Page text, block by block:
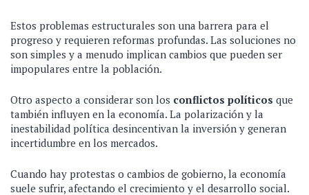
Estos problemas estructurales son una barrera para el
progreso y requieren reformas profundas. Las soluciones no
son simples y a menudo implican cambios que pueden ser
impopulares entre la población.
Otro aspecto a considerar son los conflictos políticos que
también influyen en la economía. La polarización y la
inestabilidad política desincentivan la inversión y generan
incertidumbre en los mercados.
Cuando hay protestas o cambios de gobierno, la economía
suele sufrir, afectando el crecimiento y el desarrollo social.